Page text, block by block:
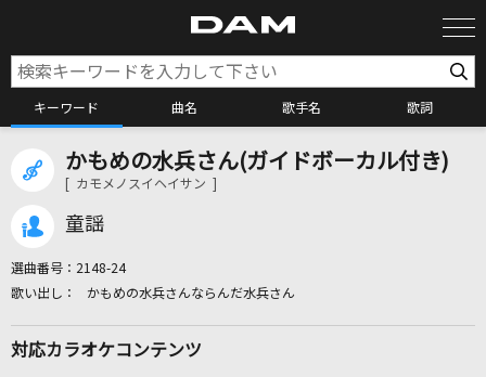
キーワード 曲名 歌手名 歌詞
カラオケ検索
かもめの水兵さん(ガイドボーカル付き)
[ カモメノスイヘイサン ]
童謡
選曲番号： 2148-24
かもめの水兵さんならんだ水兵さん
対応カラオケコンテンツ